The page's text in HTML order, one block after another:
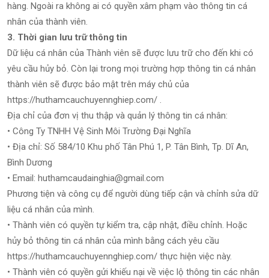
hàng. Ngoài ra không ai có quyền xâm phạm vào thông tin cá
nhân của thành viên.
3. Thời gian lưu trữ thông tin
Dữ liệu cá nhân của Thành viên sẽ được lưu trữ cho đến khi có
yêu cầu hủy bỏ. Còn lại trong mọi trường hợp thông tin cá nhân
thành viên sẽ được bảo mật trên máy chủ của
https://huthamcauchuyennghiep.com/ .
Địa chỉ của đơn vị thu thập và quản lý thông tin cá nhân:
• Công Ty TNHH Vệ Sinh Môi Trường Đại Nghĩa
• Địa chỉ: Số 584/10 Khu phố Tân Phú 1, P. Tân Bình, Tp. Dĩ An,
Bình Dương
• Email: huthamcaudainghia@gmail.com
Phương tiện và công cụ để người dùng tiếp cận và chỉnh sửa dữ
liệu cá nhân của mình.
• Thành viên có quyền tự kiểm tra, cập nhật, điều chỉnh. Hoặc
hủy bỏ thông tin cá nhân của mình bằng cách yêu cầu
https://huthamcauchuyennghiep.com/ thực hiện việc này.
• Thành viên có quyền gửi khiếu nại về việc lộ thông tin các nhân